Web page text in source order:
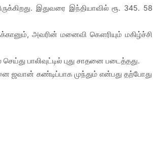
இதுவரை இந்தியாவில் ரூ. 345. 58
அவரின் மனைவி கௌரியும் மகிழ்ச்சி
பாலிவுட்டில் புது சாதனை படைத்தது.
ஜவான் கண்டிப்பாக முந்தும் என்பது தற்போது